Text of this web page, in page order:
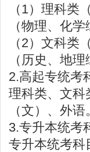
（1）理科类
（物理、化学
（2）文科类
（历史、地理
2.高起专统考
理科类、文科
（文）、外语
3.专升本统考
专升本统考科